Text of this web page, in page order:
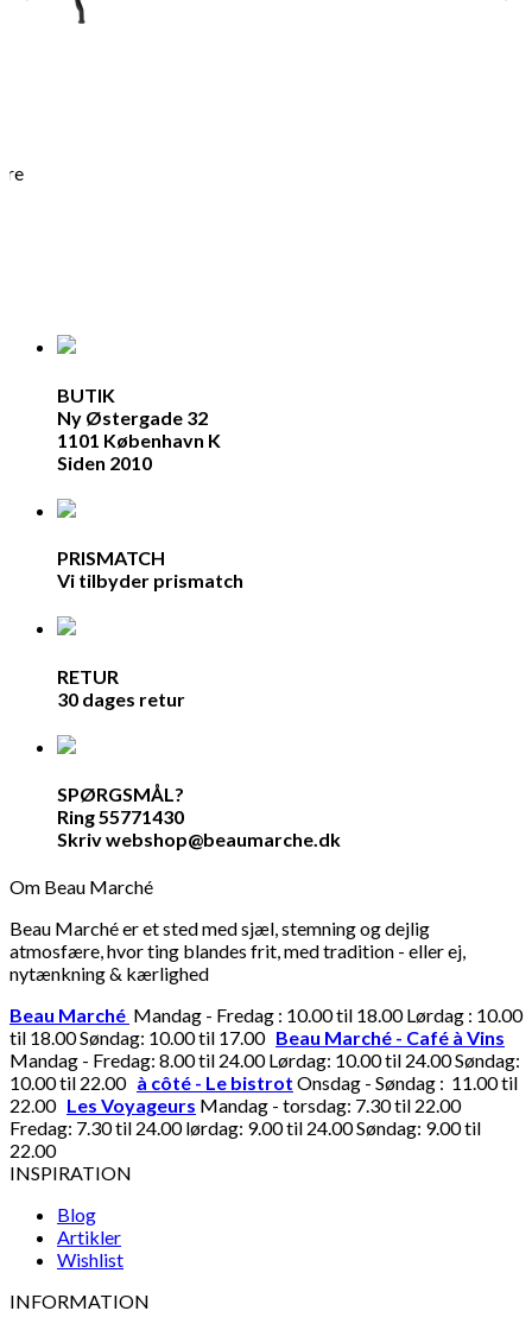
BUTIK
Ny Østergade 32
1101 København K
Siden 2010
PRISMATCH
Vi tilbyder prismatch
RETUR
30 dages retur
SPØRGSMÅL?
Ring 55771430
Skriv webshop@beaumarche.dk
Om Beau Marché
Beau Marché er et sted med sjæl, stemning og dejlig
atmosfære, hvor ting blandes frit, med tradition - eller ej,
nytænkning & kærlighed
Beau Marché Mandag - Fredag : 10.00 til 18.00 Lørdag : 10.00
til 18.00 Søndag: 10.00 til 17.00 Beau Marché - Café à Vins
Mandag - Fredag: 8.00 til 24.00 Lørdag: 10.00 til 24.00 Søndag:
10.00 til 22.00 à côté - Le bistrot Onsdag - Søndag : 11.00 til
22.00 Les Voyageurs Mandag - torsdag: 7.30 til 22.00
Fredag: 7.30 til 24.00 lørdag: 9.00 til 24.00 Søndag: 9.00 til
22.00
INSPIRATION
Blog
Artikler
Wishlist
INFORMATION